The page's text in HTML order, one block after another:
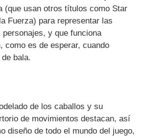
(que usan otros títulos como Star
Fuerza) para representar las
y que funciona
como es de esperar, cuando
bala.
de los caballos y su
de movimientos destacan, así
diseño de todo el mundo del juego,